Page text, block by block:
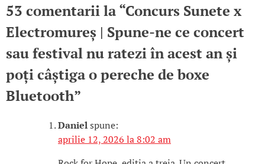
53 comentarii la “Concurs Sunete x
Electromureș | Spune-ne ce concert
sau festival nu ratezi în acest an și
poți câștiga o pereche de boxe
Bluetooth”
Danielspune:
aprilie 12, 2026 la 8:02 am